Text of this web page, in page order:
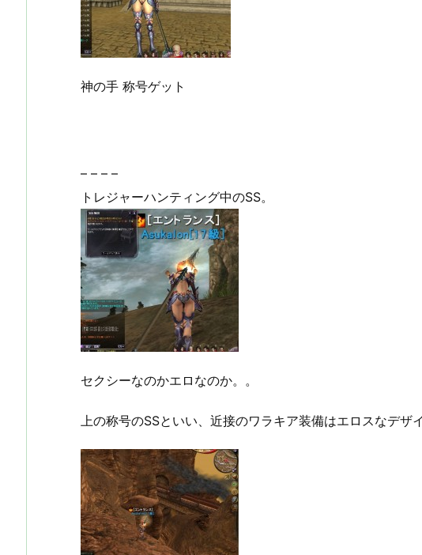
神の手 称号ゲット
– – – –
トレジャーハンティング中のSS。
セクシーなのかエロなのか。。
上の称号のSSといい、近接のワラキア装備はエロスなデザ